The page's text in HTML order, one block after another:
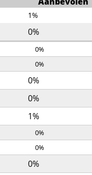
1%
0%
0%
0%
0%
0%
1%
0%
0%
0%